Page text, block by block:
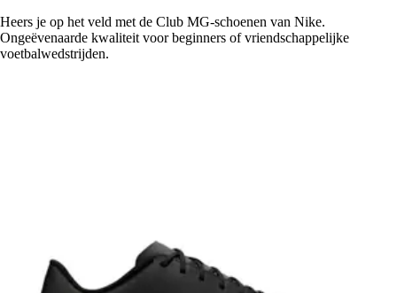
Heers je op het veld met de Club MG-schoenen van Nike.
Ongeëvenaarde kwaliteit voor beginners of vriendschappelijke
voetbalwedstrijden.